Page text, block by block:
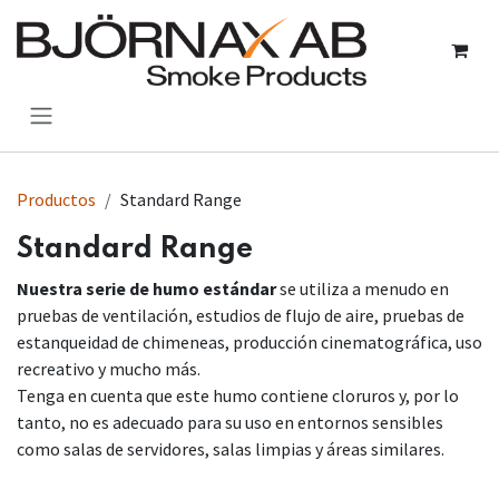
Ir al contenido
Productos Standard Range
Standard Range
Nuestra serie de humo estándarse utiliza a menudo en
pruebas de ventilación, estudios de flujo de aire, pruebas de
estanqueidad de chimeneas, producción cinematográfica, uso
recreativo y mucho más.
Tenga en cuenta que este humo contiene cloruros y, por lo
tanto, no es adecuado para su uso en entornos sensibles
como salas de servidores, salas limpias y áreas similares.